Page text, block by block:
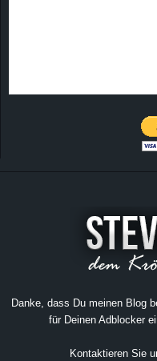
Danke, dass Du meinen Blog
für Deinen Adblocker
Kontaktieren Sie